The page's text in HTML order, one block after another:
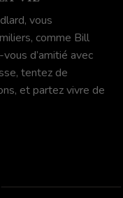
vous
comme Bill
d’amitié avec
tentez de
et partez vivre de